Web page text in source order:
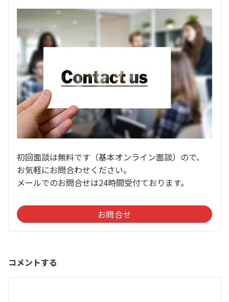
初回面談は無料です（基本オンライン面談）ので、
お気軽にお問合わせください。
メールでのお問合せは24時間受付ております。
お問合せ
コメントする